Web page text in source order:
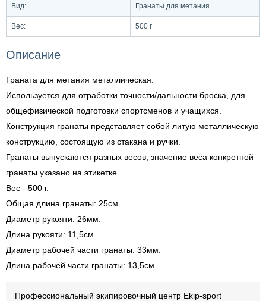
Вид: Гранаты для метания
Вес: 500 г
Описание
Граната для метания металлическая.
Используется для отработки точности/дальности броска, для
общефизической подготовки спортсменов и учащихся.
Конструкция гранаты представляет собой литую металлическую
конструкцию, состоящую из стакана и ручки.
Гранаты выпускаются разных весов, значение веса конкретной
гранаты указано на этикетке.
Вес - 500 г.
Общая длина гранаты: 25см.
Диаметр рукояти: 26мм.
Длина рукояти: 11,5см.
Диаметр рабочей части гранаты: 33мм.
Длина рабочей части гранаты: 13,5см.
Профессиональный экипировочный центр Ekip-sport